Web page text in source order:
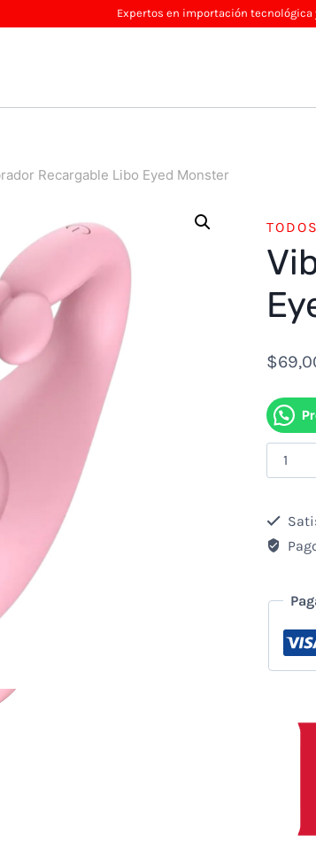
Expertos en importación tecnológica
Recargable Libo Eyed Monster
$
Vibrador
Libo
Eyed